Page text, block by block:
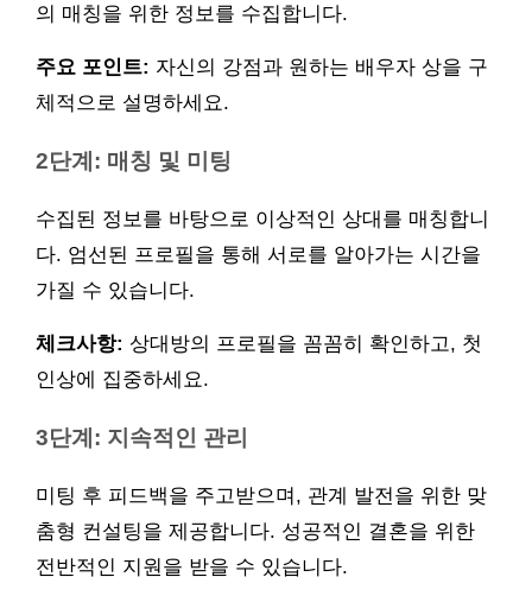
의 매칭을 위한 정보를 수집합니다.
주요 포인트: 자신의 강점과 원하는 배우자 상을 구
체적으로 설명하세요.
2단계: 매칭 및 미팅
수집된 정보를 바탕으로 이상적인 상대를 매칭합니
다. 엄선된 프로필을 통해 서로를 알아가는 시간을
가질 수 있습니다.
체크사항: 상대방의 프로필을 꼼꼼히 확인하고, 첫
인상에 집중하세요.
3단계: 지속적인 관리
미팅 후 피드백을 주고받으며, 관계 발전을 위한 맞
춤형 컨설팅을 제공합니다. 성공적인 결혼을 위한
전반적인 지원을 받을 수 있습니다.